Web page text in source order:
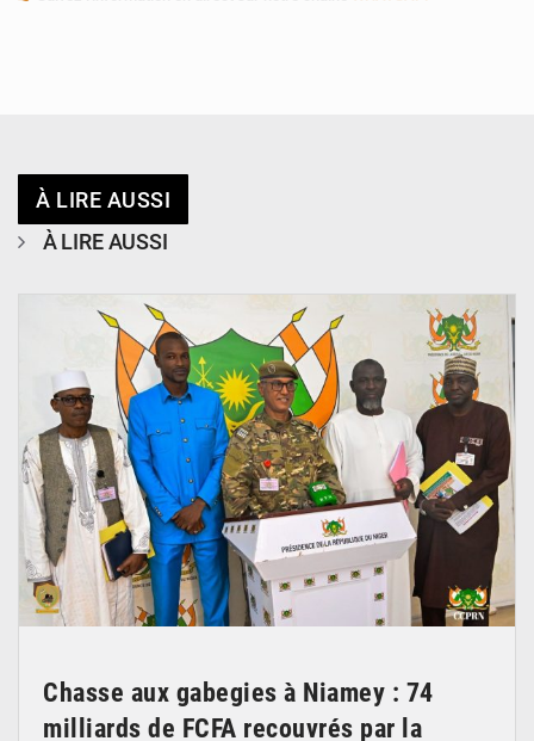
À LIRE AUSSI
À LIRE AUSSI
Chasse aux gabegies à Niamey : 74
milliards de FCFA recouvrés par la